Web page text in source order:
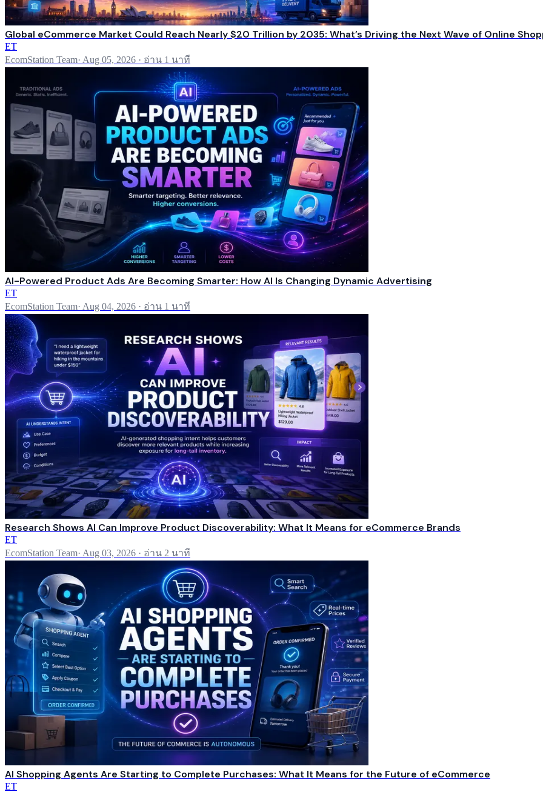
Global eCommerce Market Could Reach Nearly $20 Trillion by 2035: What’s Driving the Next Wave of Online
ET
EcomStation Team· Aug 05, 2026 · อ่าน 1 นาที
AI-Powered Product Ads Are Becoming Smarter: How AI Is Changing Dynamic Advertising
ET
EcomStation Team· Aug 04, 2026 · อ่าน 1 นาที
Research Shows AI Can Improve Product Discoverability: What It Means for eCommerce Brands
ET
EcomStation Team· Aug 03, 2026 · อ่าน 2 นาที
AI Shopping Agents Are Starting to Complete Purchases: What It Means for the Future of eCommerce
ET